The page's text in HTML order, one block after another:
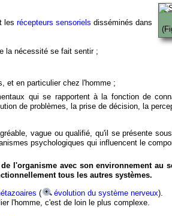
les récepteurs sensoriels disséminés dans
la nécessité se fait sentir ;
et en particulier chez l'homme ;
qui se rapportent à la fonction de
de problèmes, la prise de décision, la
vague ou qualifié, qu'il se présente
psychologiques qui influencent le
l'organisme avec son environnement au
tous les autres systèmes.
( évolution du système nerveux).
l'homme, c'est de loin le plus complexe.